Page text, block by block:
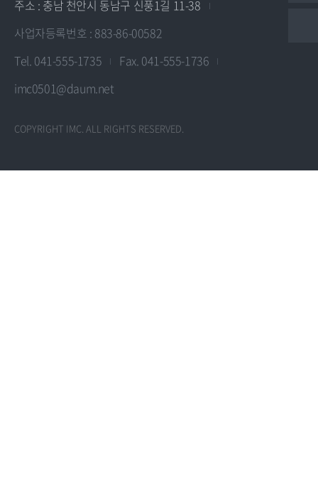
주소 : 충남 천안시 동남구 신풍1길 11-38
사업자등록번호 : 883-86-00582
Tel. 041-555-1735
Fax. 041-555-1736
imc0501@daum.net
COPYRIGHT IMC. ALL RIGHTS RESERVED.